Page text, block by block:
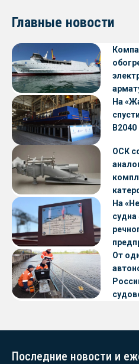
Главные новости
На
В2040
ОСК
На
От
Последние новости и